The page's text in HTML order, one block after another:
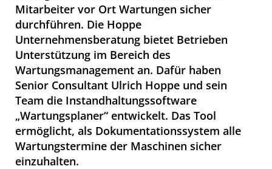
Mitarbeiter vor Ort Wartungen sicher
durchführen. Die Hoppe
Unternehmensberatung bietet Betrieben
Unterstützung im Bereich des
Wartungsmanagement an. Dafür haben
Senior Consultant Ulrich Hoppe und sein
Team die Instandhaltungssoftware
„Wartungsplaner“ entwickelt. Das Tool
ermöglicht, als Dokumentationssystem alle
Wartungstermine der Maschinen sicher
einzuhalten.